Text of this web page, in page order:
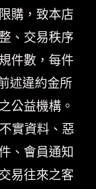
購，致本店
、交易秩序
件數，每件
述違約金所
公益機構。
實資料、惡
、會員通知
易往來之客